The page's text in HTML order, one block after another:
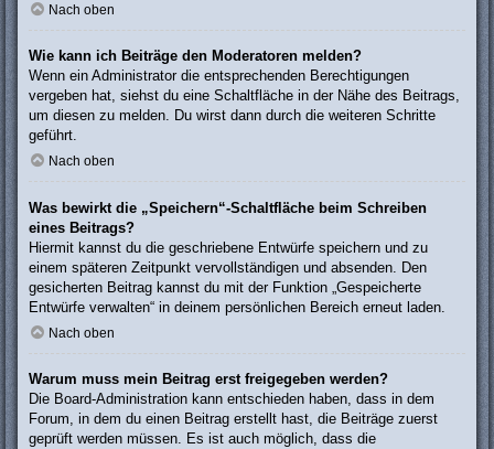
Nach oben
Wie kann ich Beiträge den Moderatoren melden?
Wenn ein Administrator die entsprechenden Berechtigungen
vergeben hat, siehst du eine Schaltfläche in der Nähe des Beitrags,
um diesen zu melden. Du wirst dann durch die weiteren Schritte
geführt.
Nach oben
Was bewirkt die „Speichern“-Schaltfläche beim Schreiben
eines Beitrags?
Hiermit kannst du die geschriebene Entwürfe speichern und zu
einem späteren Zeitpunkt vervollständigen und absenden. Den
gesicherten Beitrag kannst du mit der Funktion „Gespeicherte
Entwürfe verwalten“ in deinem persönlichen Bereich erneut laden.
Nach oben
Warum muss mein Beitrag erst freigegeben werden?
Die Board-Administration kann entschieden haben, dass in dem
Forum, in dem du einen Beitrag erstellt hast, die Beiträge zuerst
geprüft werden müssen. Es ist auch möglich, dass die